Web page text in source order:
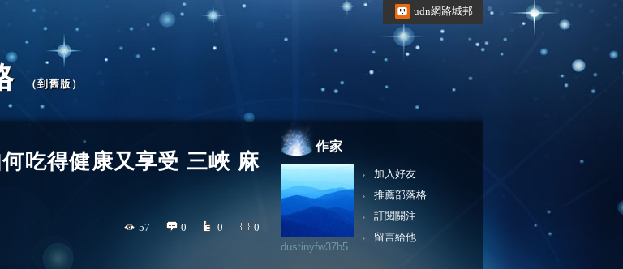
udn網路城邦
（到舊版 ）
吃得健康又享受 三峽 麻
57 0 0 0
作家
加入好友
推薦部落格
訂閱關注
留言給他
dustinyfw37h5